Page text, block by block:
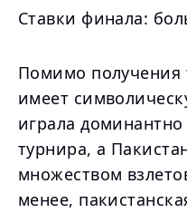
Ставки финала:
Помимо получения
имеет
играла
турнира, а
множеством
менее,